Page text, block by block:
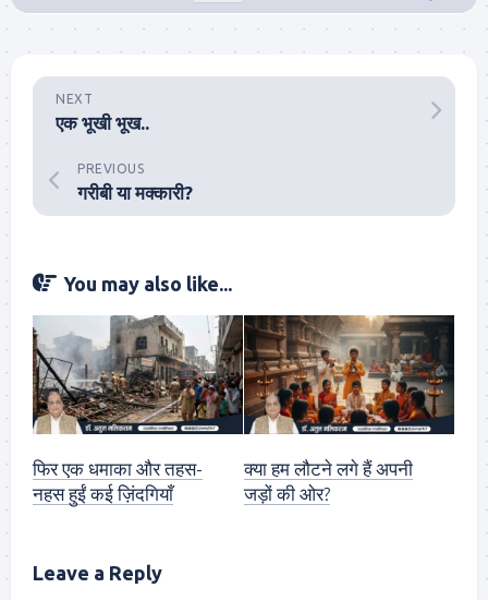
NEXT
एक भूखी भूख..
PREVIOUS
गरीबी या मक्कारी?
You may also like...
फिर एक धमाका और तहस-
नहस हुईं कई ज़िंदगियाँ
क्या हम लौटने लगे हैं अपनी
जड़ों की ओर?
Leave a Reply